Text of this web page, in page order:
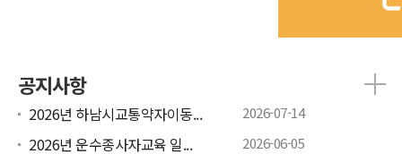
공지사항
2026년 하남시교통약자이동... 2026-07-14
2026년 운수종사자교육 일... 2026-06-05